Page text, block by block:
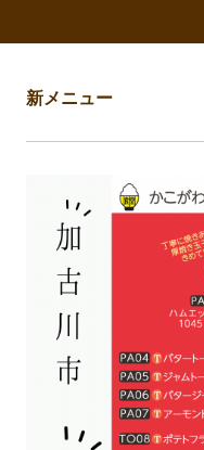
新メニュー